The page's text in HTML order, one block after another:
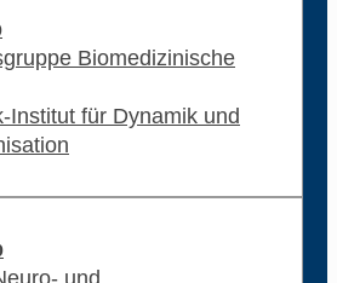
Biomedizinische
Institut für Dynamik und